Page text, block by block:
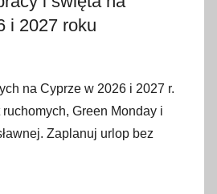
i 2027 roku
na Cyprze w 2026 i 2027 r.
Green Monday i
Zaplanuj urlop bez